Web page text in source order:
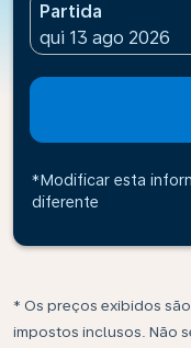
Partida
fc-booking-
qui 13 ago 2026
*Modificar esta
diferente
* Os preços exibidos
impostos inclusos. Não